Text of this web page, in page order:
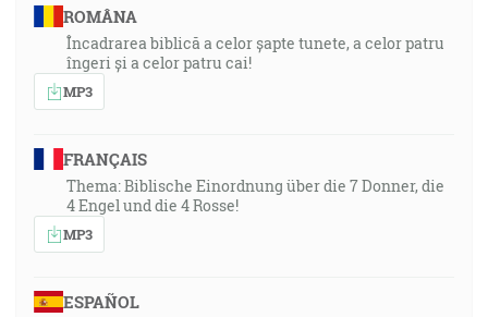
ROMÂNA
Încadrarea biblică a celor șapte tunete, a celor patru
îngeri și a celor patru cai!
MP3
FRANÇAIS
Thema: Biblische Einordnung über die 7 Donner, die
4 Engel und die 4 Rosse!
MP3
ESPAÑOL